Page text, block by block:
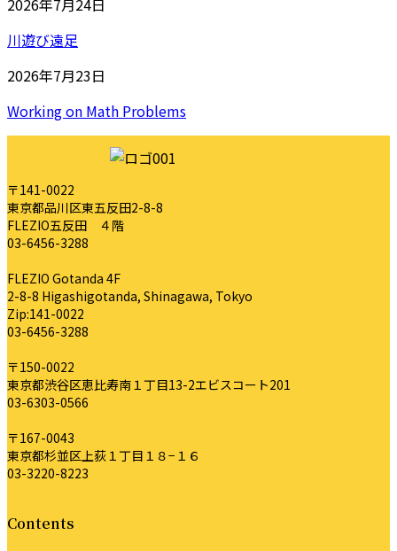
2026年7月24日
川遊び遠足
2026年7月23日
Working on Math Problems
〒141-0022
東京都品川区東五反田2-8-8
FLEZIO五反田 ４階
03-6456-3288
FLEZIO Gotanda 4F
2-8-8 Higashigotanda, Shinagawa, Tokyo
Zip:141-0022
03-6456-3288
〒150-0022
東京都渋谷区恵比寿南１丁目13-2エビスコート201
03-6303-0566
〒167-0043
東京都杉並区上荻１丁目１８−１６
03-3220-8223
Contents